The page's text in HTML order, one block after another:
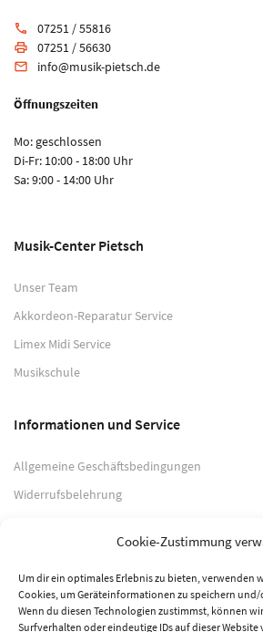
Cookie-Zustimmung
Um dir ein optimales Erlebnis zu bieten, verwenden
Cookies, um Geräteinformationen zu speichern
Wenn du diesen Technologien zustimmst, können
Surfverhalten oder eindeutige IDs auf dieser
phone 07251 / 55816
print 07251 / 56630
email info@musik-pietsch.de
Öffnungszeiten
Mo: geschlossen
Di-Fr: 10:00 - 18:00 Uhr
Sa: 9:00 - 14:00 Uhr
Musik-Center Pietsch
Unser Team
Akkordeon-Reparatur Service
Limex Midi Service
Musikschule
Informationen und Service
Allgemeine Geschäftsbedingungen
Widerrufsbelehrung
Datenschutzerklärung
Zahlungsarten